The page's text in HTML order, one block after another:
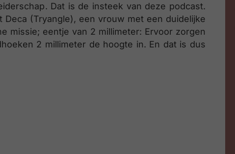
Dat is de insteek van deze podcast.
(Tryangle), een vrouw met een duidelijke
missie; eentje van 2 millimeter: Ervoor zorgen
2 millimeter de hoogte in. En dat is dus